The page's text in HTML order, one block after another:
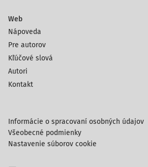
Web
Nápoveda
Pre autorov
Kľúčové slová
Autori
Kontakt
Informácie o spracovaní osobných údajov
Všeobecné podmienky
Nastavenie súborov cookie